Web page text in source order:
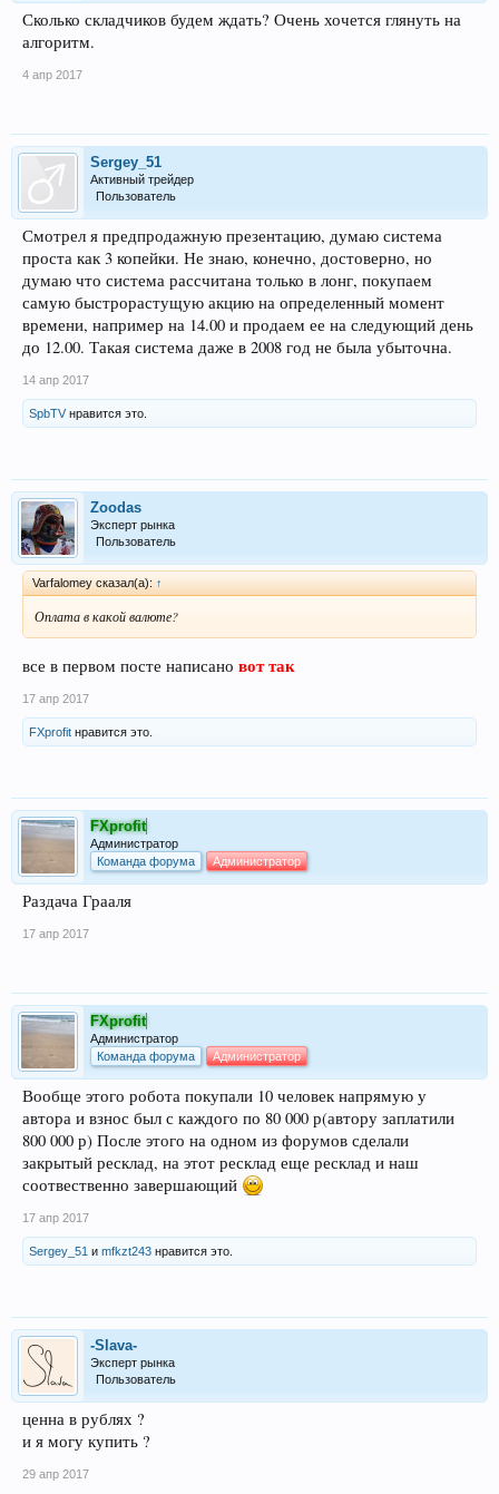
Сколько складчиков будем ждать? Очень хочется глянуть на
алгоритм.
4 апр 2017
Sergey_51
Активный трейдер
Пользователь
Смотрел я предпродажную презентацию, думаю система
проста как 3 копейки. Не знаю, конечно, достоверно, но
думаю что система рассчитана только в лонг, покупаем
самую быстрорастущую акцию на определенный момент
времени, например на 14.00 и продаем ее на следующий день
до 12.00. Такая система даже в 2008 год не была убыточна.
14 апр 2017
SpbTV нравится это.
Zoodas
Эксперт рынка
Пользователь
Varfalomey сказал(а): ↑
Оплата в какой валюте?
все в первом посте написано вот так
17 апр 2017
FXprofit нравится это.
FXprofit
Администратор
Команда форума
Администратор
Раздача Грааля
17 апр 2017
FXprofit
Администратор
Команда форума
Администратор
Вообще этого робота покупали 10 человек напрямую у
автора и взнос был с каждого по 80 000 р(автору заплатили
800 000 р) После этого на одном из форумов сделали
закрытый ресклад, на этот ресклад еще ресклад и наш
соотвественно завершающий
17 апр 2017
Sergey_51 и mfkzt243 нравится это.
-Slava-
Эксперт рынка
Пользователь
ценна в рублях ?
и я могу купить ?
29 апр 2017